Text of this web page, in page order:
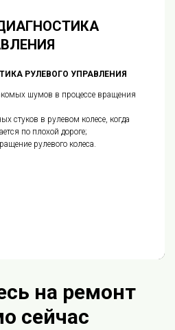
РУЛЕВОГО УПРАВЛЕНИЯ
шумов в процессе вращения
стуков в рулевом колесе, когда
по плохой дороге;
рулевого колеса.
на ремонт
сейчас